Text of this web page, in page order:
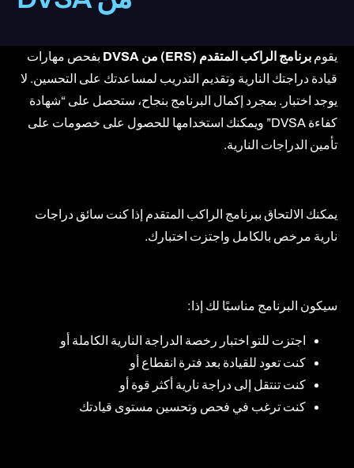
يقومبرنامج الراكب المتقدم (ERS) من DVSA
بفحص مهارات
قيادة دراجتك النارية وتقديم التدريب لمساعدتك على التحسين. لا
يوجد اختبار. بمجرد إكمال البرنامج بنجاح، ستحصل على “شهادة
كفاءة DVSA” ويمكنك استخدامها للحصول على خصومات على
تأمين الدراجات النارية.
يمكنك الالتحاق ببرنامج الراكب المتقدم إذا كنت سائق دراجات
نارية مرخص بالكامل واجتزت اختبارك.
سيكون البرنامج مناسبًا لك إذا:
اجتزت للتو اختبار رخصة الدراجة النارية الكاملة أو
كنت تعود للقيادة بعد فترة انقطاع أو
كنت تنتقل إلى دراجة نارية أكثر قوة أو
كنت ترغب في فحص وتحسين مستوى قيادتك